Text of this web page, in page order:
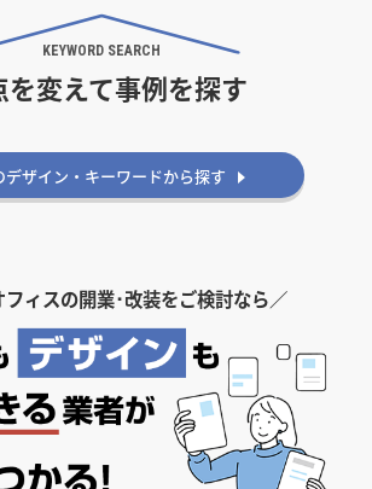
KEYWORD SEARCH
を変えて事例を探す
ら探す
おしゃれ
デザイン・キーワードから探す